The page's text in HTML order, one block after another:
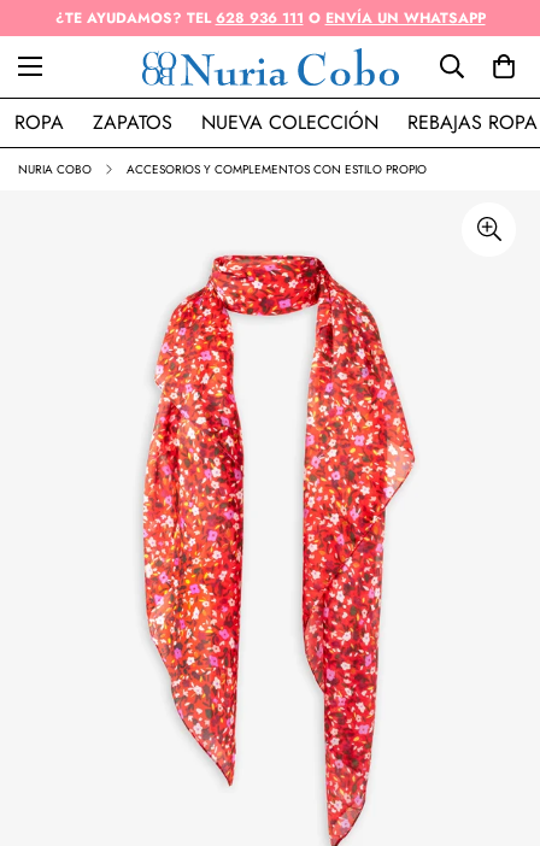
¿TE AYUDAMOS? TEL628 936 111 O ENVÍA UN WHATSAPP
ROPA ZAPATOS NUEVA COLECCIÓN REBAJAS ROPA
NURIA COBO ACCESORIOS Y COMPLEMENTOS CON ESTILO PROPIO